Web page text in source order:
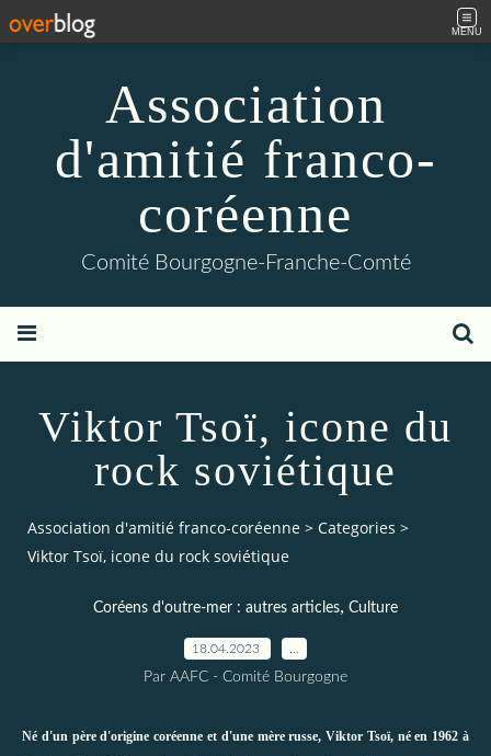
MENU
Association
d'amitié franco-
coréenne
Comité Bourgogne-Franche-Comté
Viktor Tsoï, icone du
rock soviétique
Association d'amitié franco-coréenne > Categories >
Viktor Tsoï, icone du rock soviétique
Coréens d'outre-mer : autres articles, Culture
18.04.2023
Par AAFC - Comité Bourgogne
Né d'un père d'origine coréenne et d'une mère russe, Viktor Tsoï, né en 1962 à